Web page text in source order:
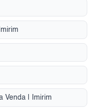
Venda | Imirim